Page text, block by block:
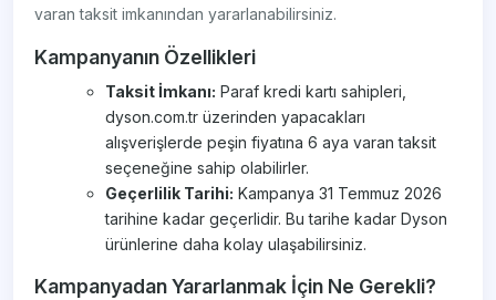
varan taksit imkanından yararlanabilirsiniz.
Kampanyanın Özellikleri
Taksit İmkanı: Paraf kredi kartı sahipleri,
dyson.com.tr üzerinden yapacakları
alışverişlerde peşin fiyatına 6 aya varan taksit
seçeneğine sahip olabilirler.
Geçerlilik Tarihi: Kampanya 31 Temmuz 2026
tarihine kadar geçerlidir. Bu tarihe kadar Dyson
ürünlerine daha kolay ulaşabilirsiniz.
Kampanyadan Yararlanmak İçin Ne Gerekli?